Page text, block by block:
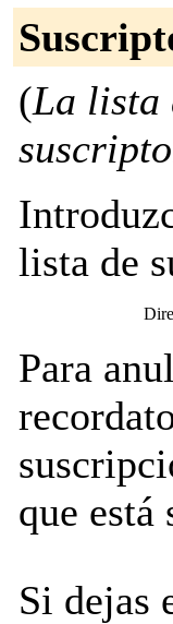
(La lista
lista de
Para
que está
Si dejas